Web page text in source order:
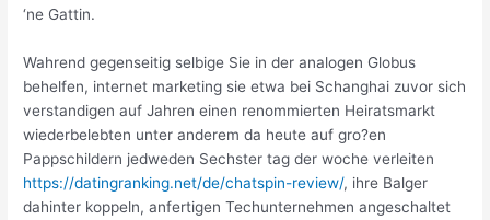
‘ne Gattin.
Wahrend gegenseitig selbige Sie in der analogen Globus
behelfen, internet marketing sie etwa bei Schanghai zuvor sich
verstandigen auf Jahren einen renommierten Heiratsmarkt
wiederbelebten unter anderem da heute auf gro?en
Pappschildern jedweden Sechster tag der woche verleiten
https://datingranking.net/de/chatspin-review/, ihre Balger
dahinter koppeln, anfertigen Techunternehmen angeschaltet